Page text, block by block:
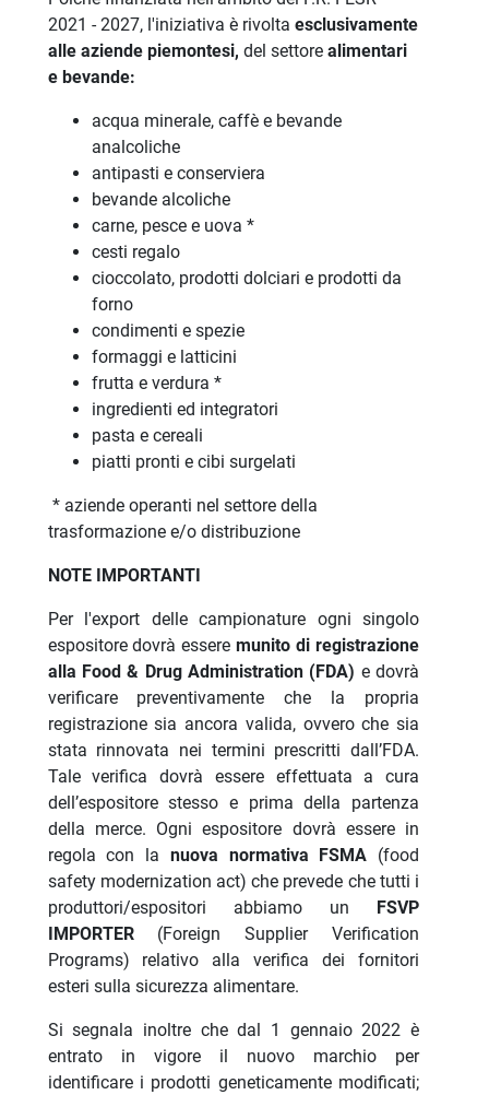
2021 - 2027, l'iniziativa è rivolta esclusivamente
alle aziende piemontesi, del settore alimentari
e bevande:
acqua minerale, caffè e bevande
analcoliche
antipasti e conserviera
bevande alcoliche
carne, pesce e uova *
cesti regalo
cioccolato, prodotti dolciari e prodotti da
forno
condimenti e spezie
formaggi e latticini
frutta e verdura *
ingredienti ed integratori
pasta e cereali
piatti pronti e cibi surgelati
* aziende operanti nel settore della
trasformazione e/o distribuzione
NOTE IMPORTANTI
Per l'export delle campionature ogni singolo
espositore dovrà esseremunito di registrazione
alla Food & Drug Administration (FDA) e dovrà
verificare preventivamente che la propria
registrazione sia ancora valida, ovvero che sia
stata rinnovata nei termini prescritti dall’FDA.
Tale verifica dovrà essere effettuata a cura
dell’espositore stesso e prima della partenza
della merce. Ogni espositore dovrà essere in
regola con la nuova normativa FSMA (food
safety modernization act) che prevede che tutti i
produttori/espositori abbiamo un
FSVP
IMPORTER(Foreign Supplier Verification
Programs) relativo alla verifica dei fornitori
esteri sulla sicurezza alimentare.
Si segnala inoltre che dal 1 gennaio 2022 è
entrato in vigore il nuovo marchio per
identificare i prodotti geneticamente modificati;